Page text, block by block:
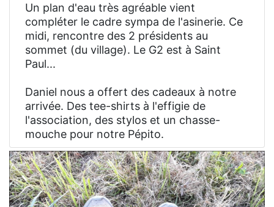
Un plan d'eau très agréable vient
compléter le cadre sympa de l'asinerie. Ce
midi, rencontre des 2 présidents au
sommet (du village). Le G2 est à Saint
Paul...
Daniel nous a offert des cadeaux à notre
arrivée. Des tee-shirts à l'effigie de
l'association, des stylos et un chasse-
mouche pour notre Pépito.